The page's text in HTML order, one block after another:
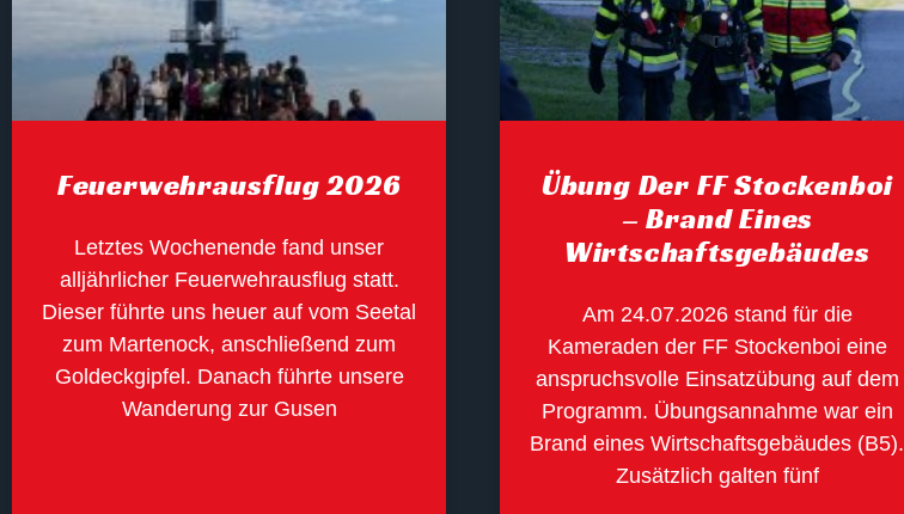
Feuerwehrausflug 2026
Letztes Wochenende fand unser
alljährlicher Feuerwehrausflug statt.
Dieser führte uns heuer auf vom Seetal
zum Martenock, anschließend zum
Goldeckgipfel. Danach führte unsere
Wanderung zur Gusen
Übung Der FF Stockenboi
– Brand Eines
Wirtschaftsgebäudes
Am 24.07.2026 stand für die
Kameraden der FF Stockenboi eine
anspruchsvolle Einsatzübung auf dem
Programm. Übungsannahme war ein
Brand eines Wirtschaftsgebäudes (B5).
Zusätzlich galten fünf